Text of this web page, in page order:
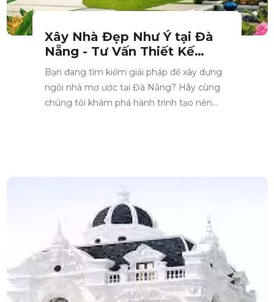
Xây Nhà Đẹp Như Ý tại Đà
Nẵng - Tư Vấn Thiết Kế
Miễn Phí, Kinh Nghiệm 10+
Năm
Bạn đang tìm kiếm giải pháp để xây dựng
ngôi nhà mơ ước tại Đà Nẵng? Hãy cùng
chúng tôi khám phá hành trình tạo nên